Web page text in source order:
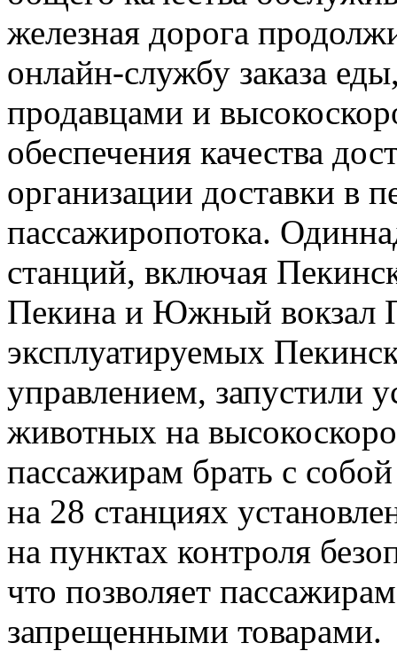
железная дорога
онлайн-службу заказа
продавцами и
обеспечения качества
организации доставки в
пассажиропотока.
станций, включая
Пекина и Южный вокзал
эксплуатируемых
управлением, запустили
животных на
пассажирам брать с
на 28 станциях
на пунктах контроля
что позволяет
запрещенными товарами.